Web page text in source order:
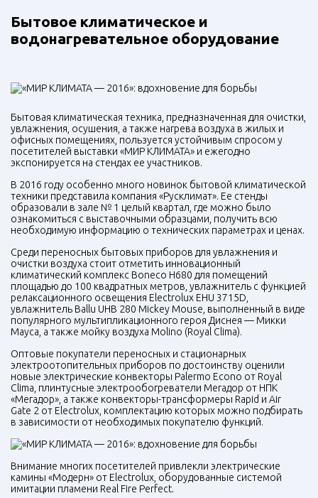
Бытовое климатическое и
водонагревательное оборудование
Бытовая климатическая техника, предназначенная для очистки,
увлажнения, осушения, а также нагрева воздуха в жилых и
офисных помещениях, пользуется устойчивым спросом у
посетителей выставки «МИР КЛИМАТА» и ежегодно
экспонируется на стендах ее участников.
В 2016 году особенно много новинок бытовой климатической
техники представила компания «Русклимат». Ее стенды
образовали в зале № 1 целый квартал, где можно было
ознакомиться с выставочными образцами, получить всю
необходимую информацию о технических параметрах и ценах.
Среди переносных бытовых приборов для увлажнения и
очистки воздуха стоит отметить инновационный
климатический комплекс Boneco H680 для помещений
площадью до 100 квадратных метров, увлажнитель с функцией
релаксационного освещения Electrolux EHU 3715D,
увлажнитель Ballu UHB 280 Mickey Mouse, выполненный в виде
популярного мультипликационного героя Диснея — Микки
Мауса, а также мойку воздуха Molino (Royal Clima).
Оптовые покупатели переносных и стационарных
электроотопительных приборов по достоинству оценили
новые электрические конвекторы Palermo Econo от Royal
Clima, плинтусные электрообогреватели Мегадор от НПК
«Мегадор», а также конвекторы-трансформеры Rapid и Air
Gate 2 от Electrolux, комплектацию которых можно подбирать
в зависимости от необходимых покупателю функций.
Внимание многих посетителей привлекли электрические
камины «Модерн» от Electrolux, оборудованные системой
имитации пламени Real Fire Perfect.